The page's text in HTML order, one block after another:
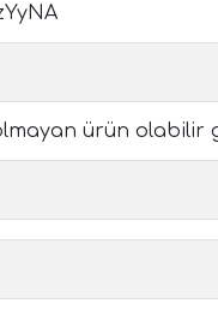
ürün olabilir